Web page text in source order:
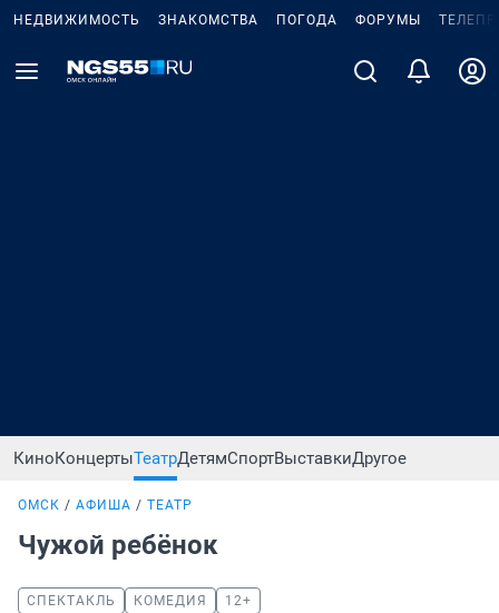
НЕДВИЖИМОСТЬ ЗНАКОМСТВА ПОГОДА ФОРУМЫ
КиноКонцертыТеатрДетямСпортВыставкиДругое
ОМСК АФИША ТЕАТР
Чужой ребёнок
СПЕКТАКЛЬ КОМЕДИЯ 12+